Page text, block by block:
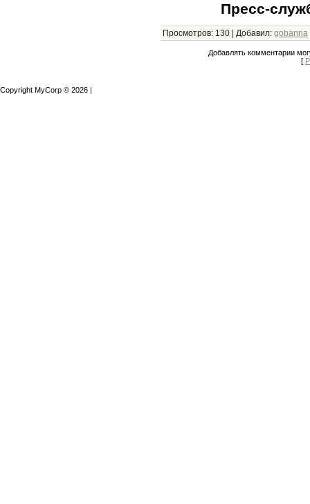
Пресс-
Просмотров: 130| Добавил: gobanna
Добавлять комментарии
[
Copyright MyCorp © 2026 |